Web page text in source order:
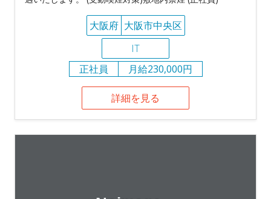
大阪府 大阪市中央区
IT
正社員
月給230,000円
詳細を見る